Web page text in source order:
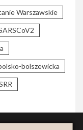
Warszawskie
bolszewicka